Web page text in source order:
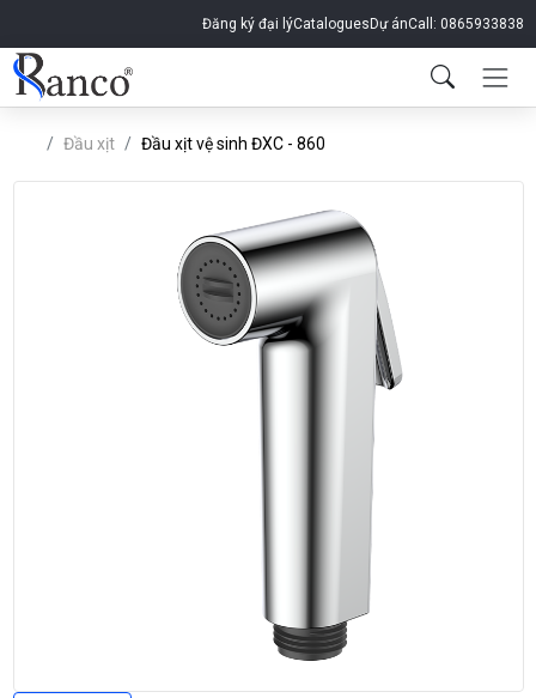
Đăng ký đại lýCatalogues Dự ánCall: 0865933838
Đầu xịt Đầu xịt vệ sinh ĐXC - 860